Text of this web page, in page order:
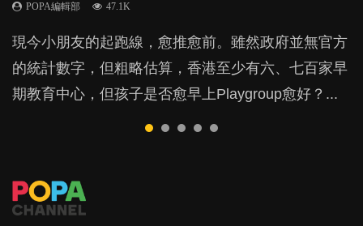
POPA編輯部 47.1K
現今小朋友的起跑線，愈推愈前。雖然政府並無官方
的統計數字，但粗略估算，香港至少有六、七百家早
期教育中心，但孩子是否愈早上Playgroup愈好？...
POPA編輯部 33.1K
由美國學者所創的 tools of the mind 課程，學生以遊
戲方式學習，學術能力和自制能力亦明顯比其他小朋
友優勝，到底這課程有何特別之處？...
鬱，影響日常生活，嚴重的甚至會有自殺，或傷害小
朋友的念頭。但為何爸爸患上產後抑鬱往往難以察
覺？...
POPA編輯部 31.5K
父母日夜無間、身心俱疲地照顧BB，如何做到正向
教養？部份父母更會為了小朋友放棄自己的嗜好、減
少出席朋友聚會等等，你以為會換來美好的親子關
係，有助小朋友成長，但原來父母身心虛耗對孩子的
POPA編輯部 25.8K
許多媽媽心底可能都有一刻掙扎過：究竟全職好，還
是在職好。雖說每個家庭都有自己的獨特狀況和考慮
因素，但原來全職和在職媽媽所養育的子女其實都各